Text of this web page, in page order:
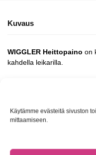
Käytämme evästeitä sivuston
mittaamiseen.
Kuvaus
WIGGLER Heittopaino on
kahdella leikarilla.
Tuotetunnus